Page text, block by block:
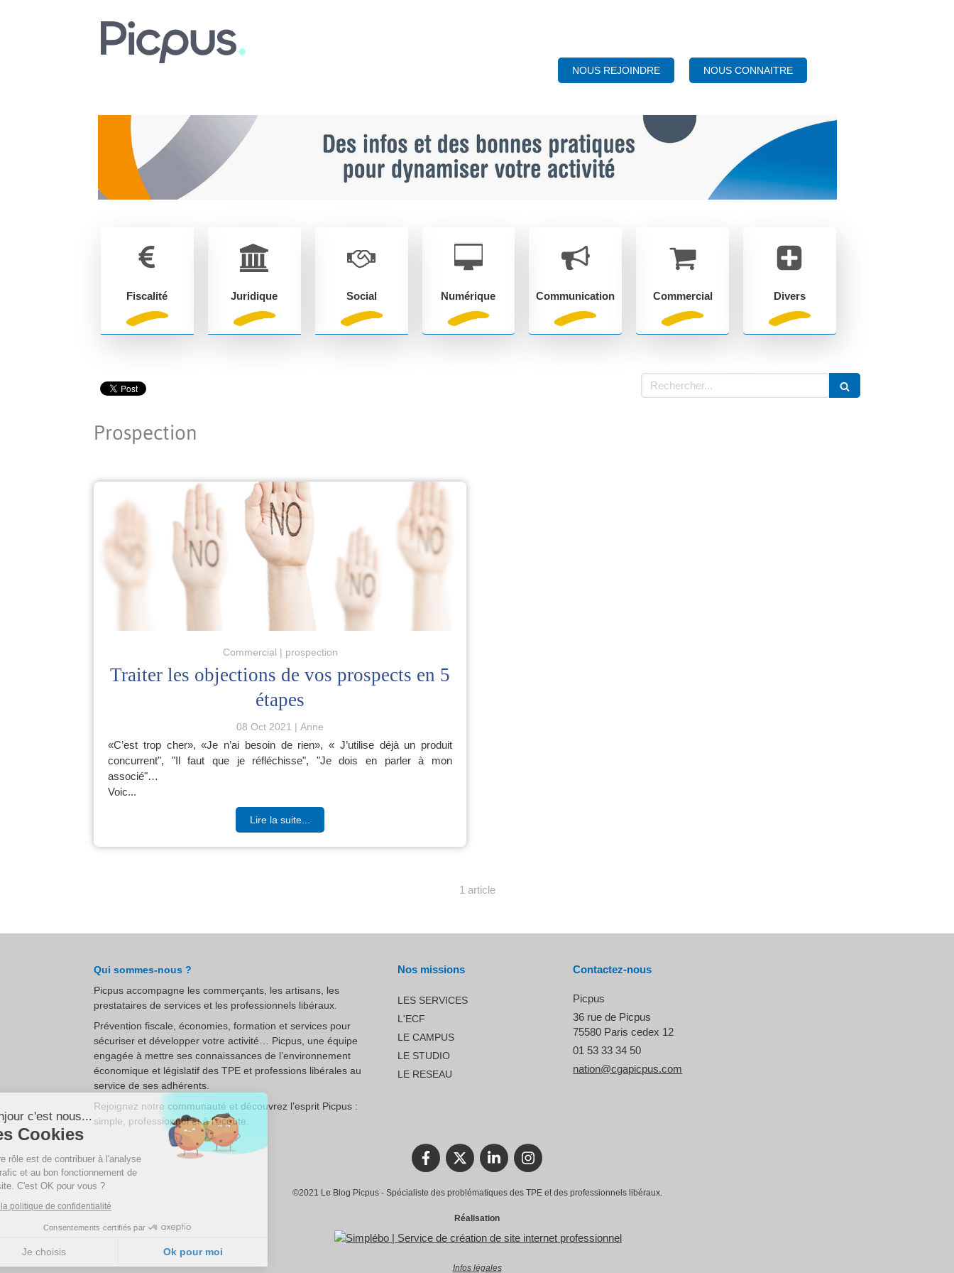
NOUS REJOINDRE NOUS CONNAITRE
Fiscalité Juridique Social Numérique Communication Commercial Divers
Rechercher
Prospection
Commercial prospection
Traiter les objections de vos prospects en 5
étapes
08 Oct 2021 Anne
«C’est trop cher», «Je n’ai besoin de rien», « J’utilise déjà un produit
concurrent", "Il faut que je réfléchisse", "Je dois en parler à mon
associé"…
Voic...
Lire la suite...
1 article
Qui sommes-nous ?
Picpus accompagne les commerçants, les artisans, les
prestataires de services et les professionnels libéraux.
Prévention fiscale, économies, formation et services pour
sécuriser et développer votre activité… Picpus, une équipe
engagée à mettre ses connaissances de l’environnement
économique et législatif des TPE et professions libérales au
service de ses adhérents.
Rejoignez notre communauté et découvrez l’esprit Picpus :
simple, professionnel et à l’écoute.
Nos missions
LES SERVICES
L'ECF
LE CAMPUS
LE STUDIO
LE RESEAU
Contactez-nous
Picpus
36 rue de Picpus
75580 Paris cedex 12
01 53 33 34 50
nation@cgapicpus.com
©2021 Le Blog Picpus - Spécialiste des problématiques des TPE et des professionnels libéraux.
Réalisation
Infos légales
Continuer sans accepter
Bonjour c'est nous...
Les Cookies
Notre rôle est de contribuer à l'analyse
du trafic et au bon fonctionnement de
ce site. C'est OK pour vous ?
Lire la politique de confidentialité
Consentements certifiés par
Ok pour moi